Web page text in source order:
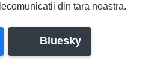
din tara noastra.
Bluesky